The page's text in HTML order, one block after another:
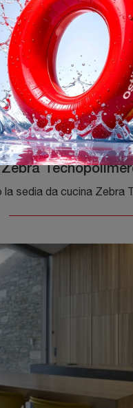
Zebra